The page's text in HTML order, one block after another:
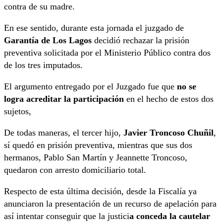
contra de su madre.
En ese sentido, durante esta jornada el juzgado de
Garantía de Los Lagos decidió rechazar la prisión
preventiva solicitada por el Ministerio Público contra dos
de los tres imputados.
El argumento entregado por el Juzgado fue que no se
logra acreditar la participación en el hecho de estos dos
sujetos,
De todas maneras, el tercer hijo, Javier Troncoso Chuñil,
sí quedó en prisión preventiva, mientras que sus dos
hermanos, Pablo San Martín y Jeannette Troncoso,
quedaron con arresto domiciliario total.
Respecto de esta última decisión, desde la Fiscalía ya
anunciaron la presentación de un recurso de apelación para
así intentar conseguir que la justicia conceda la cautelar